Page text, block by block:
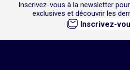
Inscrivez-vous à la newsletter
exclusives et découvrir les
Inscrivez-